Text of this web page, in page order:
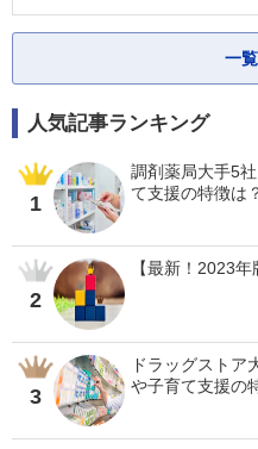
一
人気記事ランキング
1
調剤薬局大手5
て支援の特徴は
2
【最新！2023
3
ドラッグストア
や子育て支援の